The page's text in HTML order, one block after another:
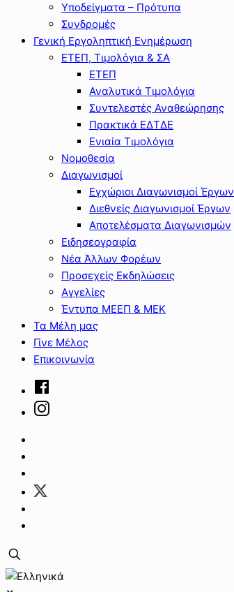
Υποδείγματα – Πρότυπα
Συνδρομές
Γενική Εργοληπτική Ενημέρωση
ΕΤΕΠ, Τιμολόγια & ΣΑ
ΕΤΕΠ
Αναλυτικά Τιμολόγια
Συντελεστές Αναθεώρησης
Πρακτικά ΕΔΤΔΕ
Ενιαία Τιμολόγια
Νομοθεσία
Διαγωνισμοί
Εγχώριοι Διαγωνισμοί Έργων
Διεθνείς Διαγωνισμοί Έργων
Αποτελέσματα Διαγωνισμών
Ειδησεογραφία
Νέα Άλλων Φορέων
Προσεχείς Εκδηλώσεις
Αγγελίες
Έντυπα ΜΕΕΠ & ΜΕΚ
Τα Μέλη μας
Γίνε Μέλος
Επικοινωνία